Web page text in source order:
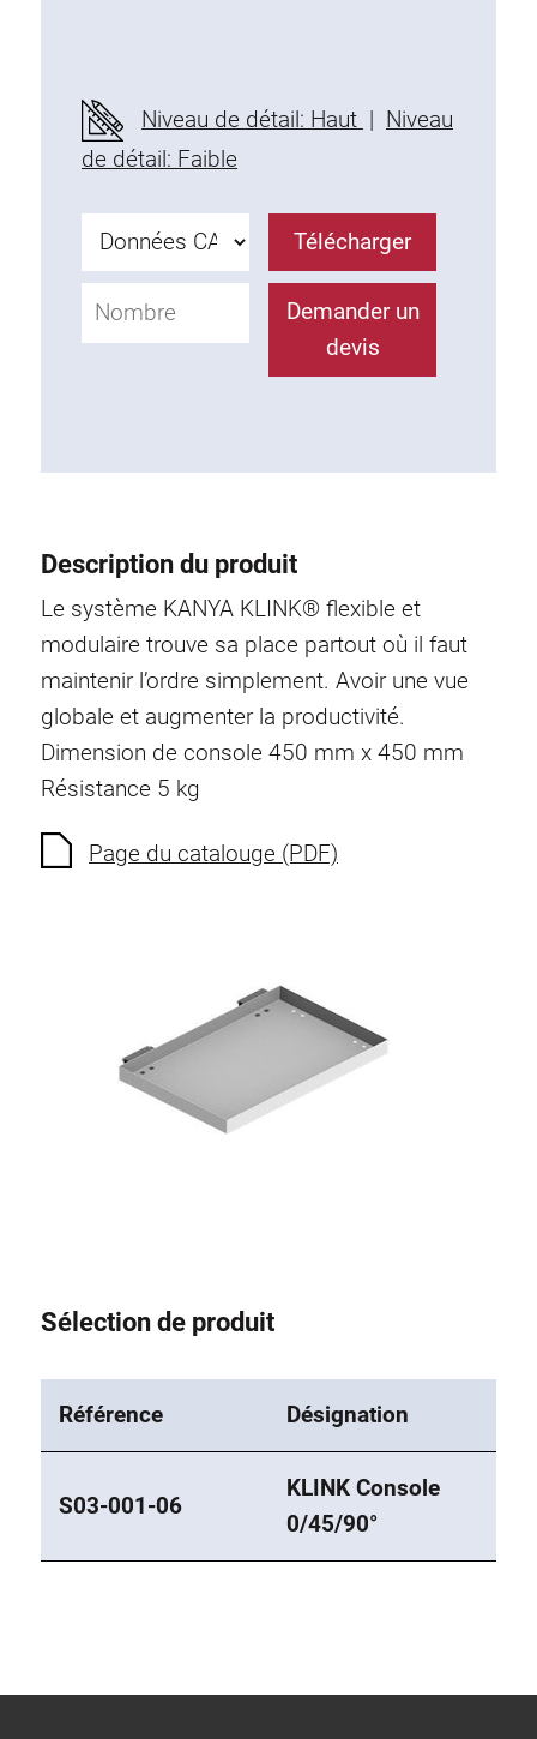
Air comprimé
Récipient
Niveau de détail: Haut | Niveau
de détail: Faible
Télécharger
Demander un
devis
Description du produit
Le système KANYA KLINK® flexible et
modulaire trouve sa place partout où il faut
maintenir l’ordre simplement. Avoir une vue
globale et augmenter la productivité.
Dimension de console 450 mm x 450 mm
Résistance 5 kg
Page du catalouge (PDF)
Sélection de produit
Référence Désignation
S03-001-06
KLINK Console
0/45/90°